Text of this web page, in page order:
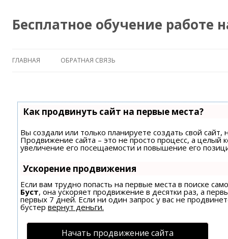
Бесплатное обучение работе
ГЛАВНАЯ ОБРАТНАЯ СВЯЗЬ
Как продвинуть сайт на первые места?
Вы создали или только планируете создать свой сайт,
Продвижение сайта – это не просто процесс, а целый
увеличение его посещаемости и повышение его
Ускорение продвижения
Если вам трудно попасть на первые места в поиске
Буст, она ускоряет продвижение в десятки раз, а
первых 7 дней. Если ни один запрос у вас не
бустер вернут деньги.
Начать продвижение сайта